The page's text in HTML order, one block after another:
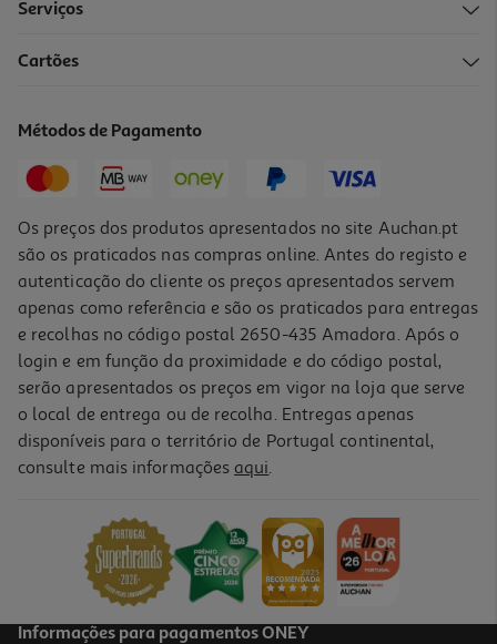
Serviços
Cartões
Métodos de Pagamento
Os preços dos produtos apresentados no site Auchan.pt
são os praticados nas compras online. Antes do registo e
autenticação do cliente os preços apresentados servem
apenas como referência e são os praticados para entregas
e recolhas no código postal 2650-435 Amadora. Após o
login e em função da proximidade e do código postal,
serão apresentados os preços em vigor na loja que serve
o local de entrega ou de recolha. Entregas apenas
disponíveis para o território de Portugal continental,
consulte mais informações aqui.
Informações para pagamentos ONEY